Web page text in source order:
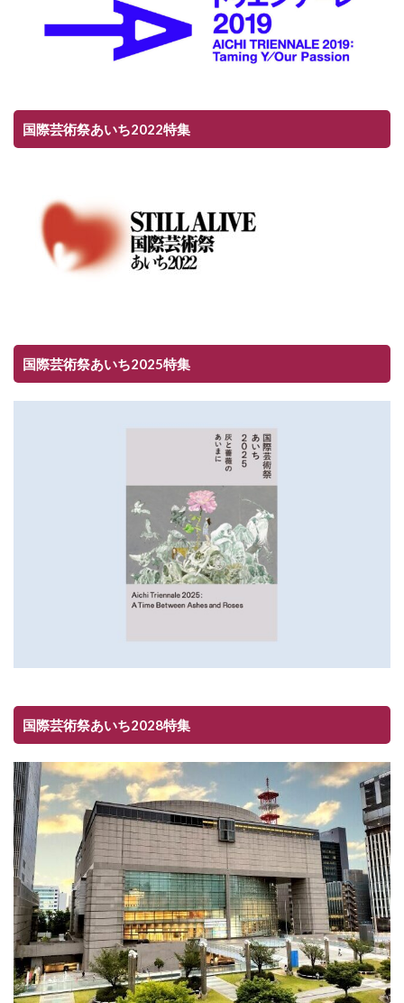
国際芸術祭あいち2022特集
国際芸術祭あいち2025特集
国際芸術祭あいち2028特集